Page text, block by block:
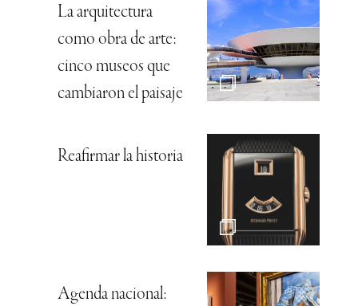
La arquitectura
como obra de arte:
cinco museos que
cambiaron el paisaje
Reafirmar la historia
Agenda nacional: